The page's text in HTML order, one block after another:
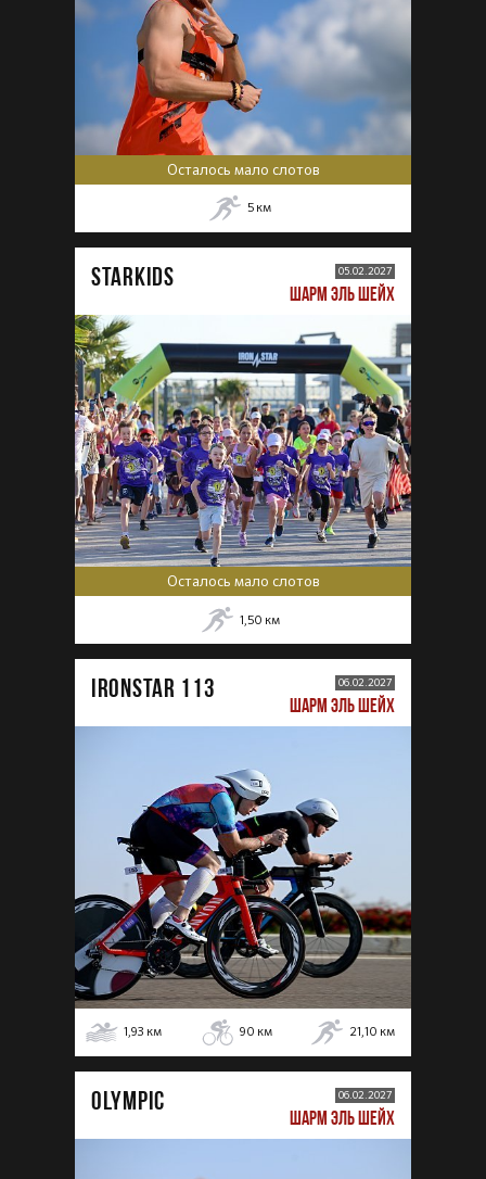
Осталось мало слотов
5 км
STARKIDS 05.02.2027
ШАРМ ЭЛЬ ШЕЙХ
Осталось мало слотов
1,50 км
IRONSTAR 113 06.02.2027
ШАРМ ЭЛЬ ШЕЙХ
1,93 км 90 км 21,10 км
OLYMPIC 06.02.2027
ШАРМ ЭЛЬ ШЕЙХ